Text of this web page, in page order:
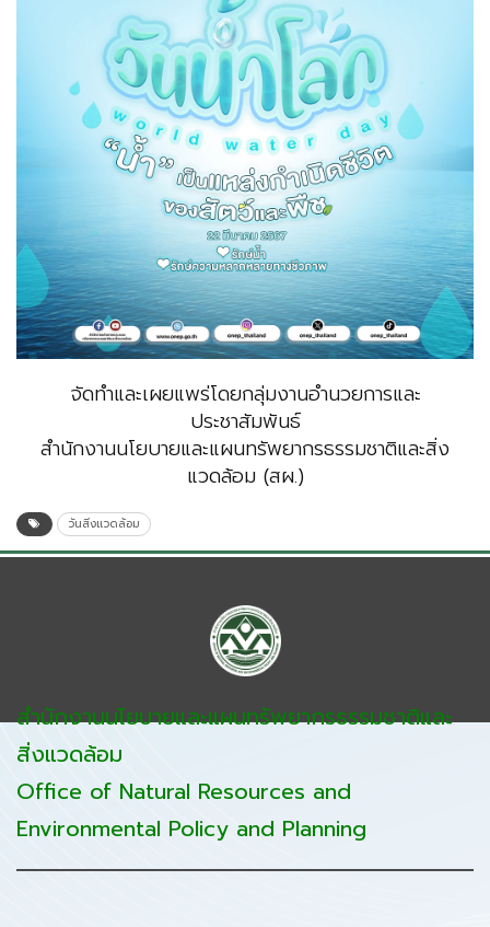
จัดทำและเผยแพร่โดยกลุ่มงานอำนวยการและ
ประชาสัมพันธ์
สำนักงานนโยบายและแผนทรัพยากรธรรมชาติและสิ่ง
แวดล้อม (สผ.)
วันสิ่งแวดล้อม
สำนักงานนโยบายและแผนทรัพยากรธรรมชาติและ
สิ่งแวดล้อม
Office of Natural Resources and
Environmental Policy and Planning